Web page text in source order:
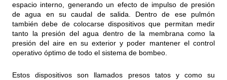
espacio interno, generando un efecto de impulso de presión
de agua en su caudal de salida. Dentro de ese pulmón
también debe de colocarse dispositivos que permitan medir
tanto la presión del agua dentro de la membrana como la
presión del aire en su exterior y poder mantener el control
operativo óptimo de todo el sistema de bombeo.
Estos dispositivos son llamados presos tatos y como su